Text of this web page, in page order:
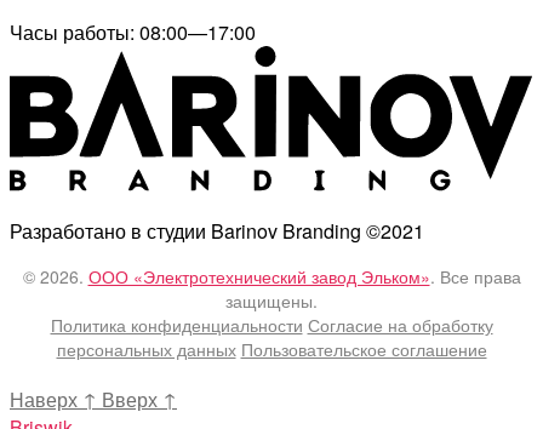
Часы работы: 08:00—17:00
Разработано в студии Barinov Branding ©2021
© 2026. ООО «Электротехнический завод Эльком». Все права
защищены.
Политика конфиденциальности Согласие на обработку
персональных данных Пользовательское соглашение
Наверх ↑ Вверх ↑